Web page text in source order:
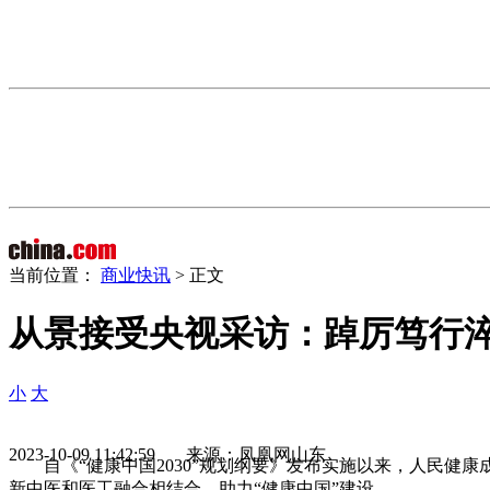
当前位置： 商业快讯 > 正文
从景接受央视采访：踔厉笃行
小 大
2023-10-09 11:42:59 来源：凤凰网山东
自《“健康中国2030”规划纲要》发布实施以来，人民健